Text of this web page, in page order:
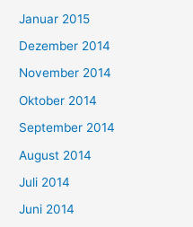
Januar 2015
Dezember 2014
November 2014
Oktober 2014
September 2014
August 2014
Juli 2014
Juni 2014